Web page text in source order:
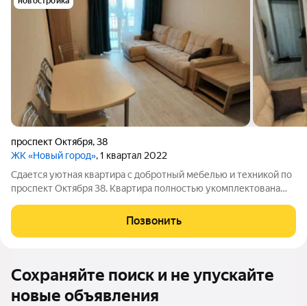
проспект Октября,38
ЖК «Новый город», 1 квартал 2022
Сдается уютная квартира с добротный мебелью и техникой по
проспект Октября 38. Квартира полностью укомплектована
)Балкон отапливаемый стоит стол .ЗВОНИТЕ!!!ПРИХОДИТЕ!!!
Арт. 125466035
Позвонить
Сохраняйте поиск и не упускайте
новые объявления